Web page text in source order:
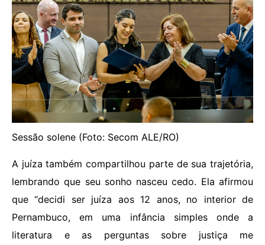
Sessão solene (Foto: Secom ALE/RO)
A juíza também compartilhou parte de sua trajetória,
lembrando que seu sonho nasceu cedo. Ela afirmou
que “decidi ser juíza aos 12 anos, no interior de
Pernambuco, em uma infância simples onde a
literatura e as perguntas sobre justiça me